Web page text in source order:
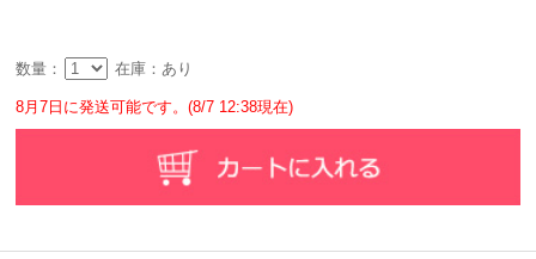
数量： 在庫：あり
8月7日に発送可能です。(8/7 12:38現在)